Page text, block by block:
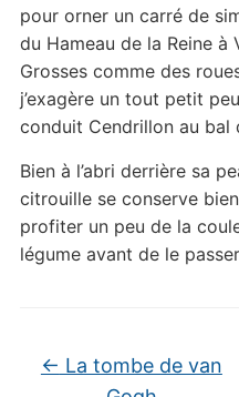
pour orner un carré de
du Hameau de la Reine à
Grosses comme des
j’exagère un tout petit
conduit Cendrillon au bal
Bien à l’abri derrière sa
citrouille se conserve
profiter un peu de la
légume avant de le
← La tombe de van